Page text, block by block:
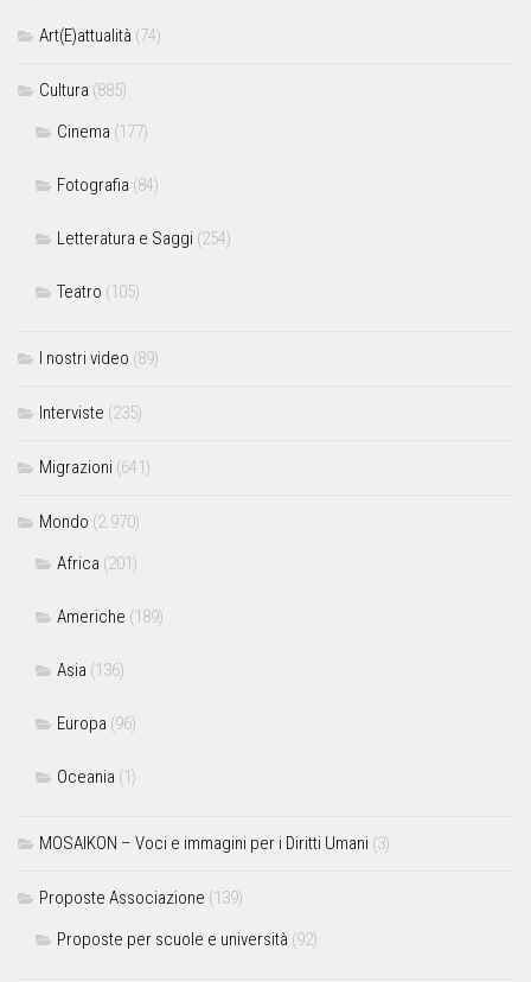
Art(E)attualità (74)
Cultura (885)
Cinema (177)
Fotografia (84)
Letteratura e Saggi (254)
Teatro (105)
I nostri video (89)
Interviste (235)
Migrazioni (641)
Mondo (2.970)
Africa (201)
Americhe (189)
Asia (136)
Europa (96)
Oceania (1)
MOSAIKON – Voci e immagini per i Diritti Umani (3)
Proposte Associazione (139)
Proposte per scuole e università (92)